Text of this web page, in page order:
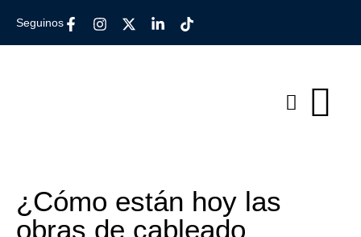
Seguinos
¿Cómo están hoy las
obras de cableado